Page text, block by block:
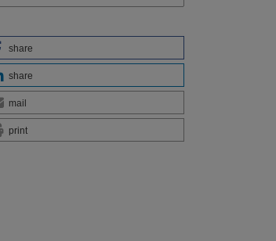
share
share
mail
print